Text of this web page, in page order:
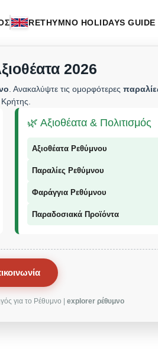
RETHYMNO HOLIDAYS GUIDE
2026
. Ανακαλύψτε τις ομορφότερες
🌿 Αξιοθέατα & Πολιτισμός
Αξιοθέατα Ρεθύμνου
Παραλίες Ρεθύμνου
Φαράγγια Ρεθύμνου
Παραδοσιακά Προϊόντα
για το Ρέθυμνο | explorer ρέθυμνο